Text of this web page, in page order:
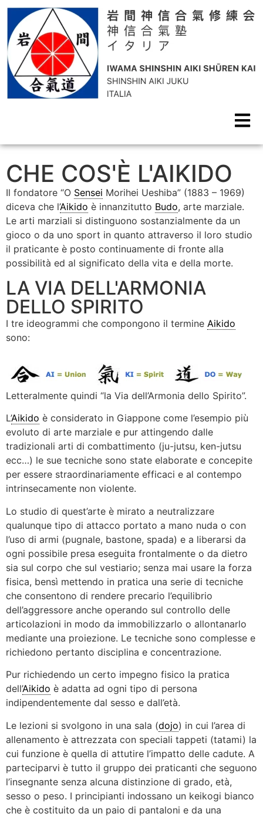
CHE COS'È L'AIKIDO
Il fondatore “O Sensei Morihei Ueshiba” (1883 – 1969)
diceva che l’Aikido è innanzitutto Budo, arte marziale.
Le arti marziali si distinguono sostanzialmente da un
gioco o da uno sport in quanto attraverso il loro studio
il praticante è posto continuamente di fronte alla
possibilità ed al significato della vita e della morte.
LA VIA DELL'ARMONIA
DELLO SPIRITO
I tre ideogrammi che compongono il termine Aikido
sono:
Letteralmente quindi “la Via dell’Armonia dello Spirito”.
L’Aikido è considerato in Giappone come l’esempio più
evoluto di arte marziale e pur attingendo dalle
tradizionali arti di combattimento (ju-jutsu, ken-jutsu
ecc…) le sue tecniche sono state elaborate e concepite
per essere straordinariamente efficaci e al contempo
intrinsecamente non violente.
Lo studio di quest’arte è mirato a neutralizzare
qualunque tipo di attacco portato a mano nuda o con
l’uso di armi (pugnale, bastone, spada) e a liberarsi da
ogni possibile presa eseguita frontalmente o da dietro
sia sul corpo che sul vestiario; senza mai usare la forza
fisica, bensì mettendo in pratica una serie di tecniche
che consentono di rendere precario l’equilibrio
dell’aggressore anche operando sul controllo delle
articolazioni in modo da immobilizzarlo o allontanarlo
mediante una proiezione. Le tecniche sono complesse e
richiedono pertanto disciplina e concentrazione.
Pur richiedendo un certo impegno fisico la pratica
dell’Aikido è adatta ad ogni tipo di persona
indipendentemente dal sesso e dall’età.
Le lezioni si svolgono in una sala (dojo) in cui l’area di
allenamento è attrezzata con speciali tappeti (tatami) la
cui funzione è quella di attutire l’impatto delle cadute. A
parteciparvi è tutto il gruppo dei praticanti che seguono
l’insegnante senza alcuna distinzione di grado, età,
sesso o peso. I principianti indossano un keikogi bianco
che è costituito da un paio di pantaloni e da una